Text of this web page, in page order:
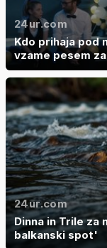
24ur.com
Kdo prihaja pod
vzame pesem
24ur.com
Dinna in Trile za
balkanski spot'